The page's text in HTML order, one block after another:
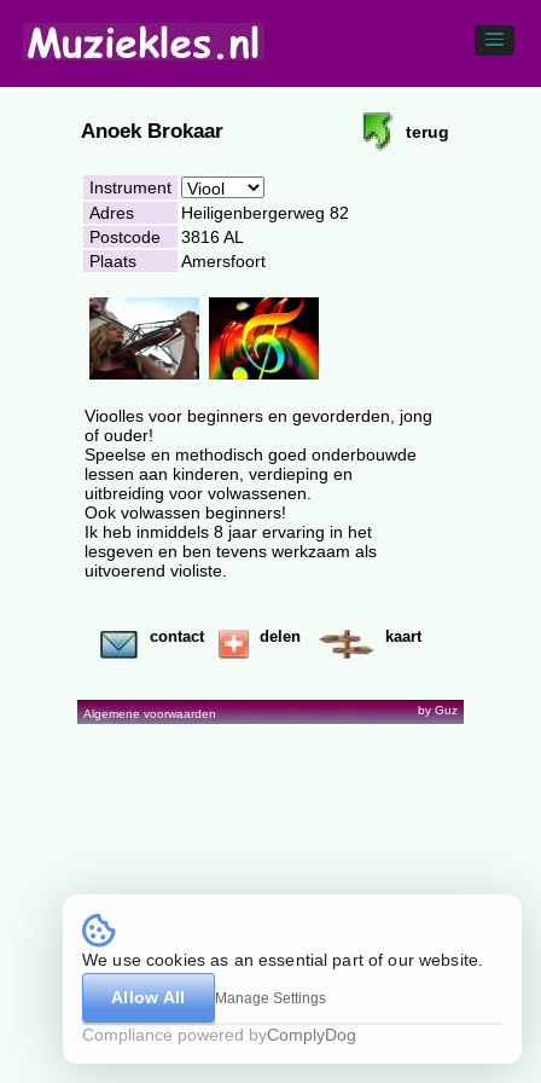
Anoek Brokaar terug
Instrument
Adres
Heiligenbergerweg 82
Postcode
3816 AL
Plaats
Amersfoort
Vioolles voor beginners en gevorderden, jong
of ouder!
Speelse en methodisch goed onderbouwde
lessen aan kinderen, verdieping en
uitbreiding voor volwassenen.
Ook volwassen beginners!
Ik heb inmiddels 8 jaar ervaring in het
lesgeven en ben tevens werkzaam als
uitvoerend violiste.
contact delen kaart
Algemene voorwaarden by Guz
We use cookies as an essential part of our website.
Allow All
Manage Settings
Compliance powered byComplyDog